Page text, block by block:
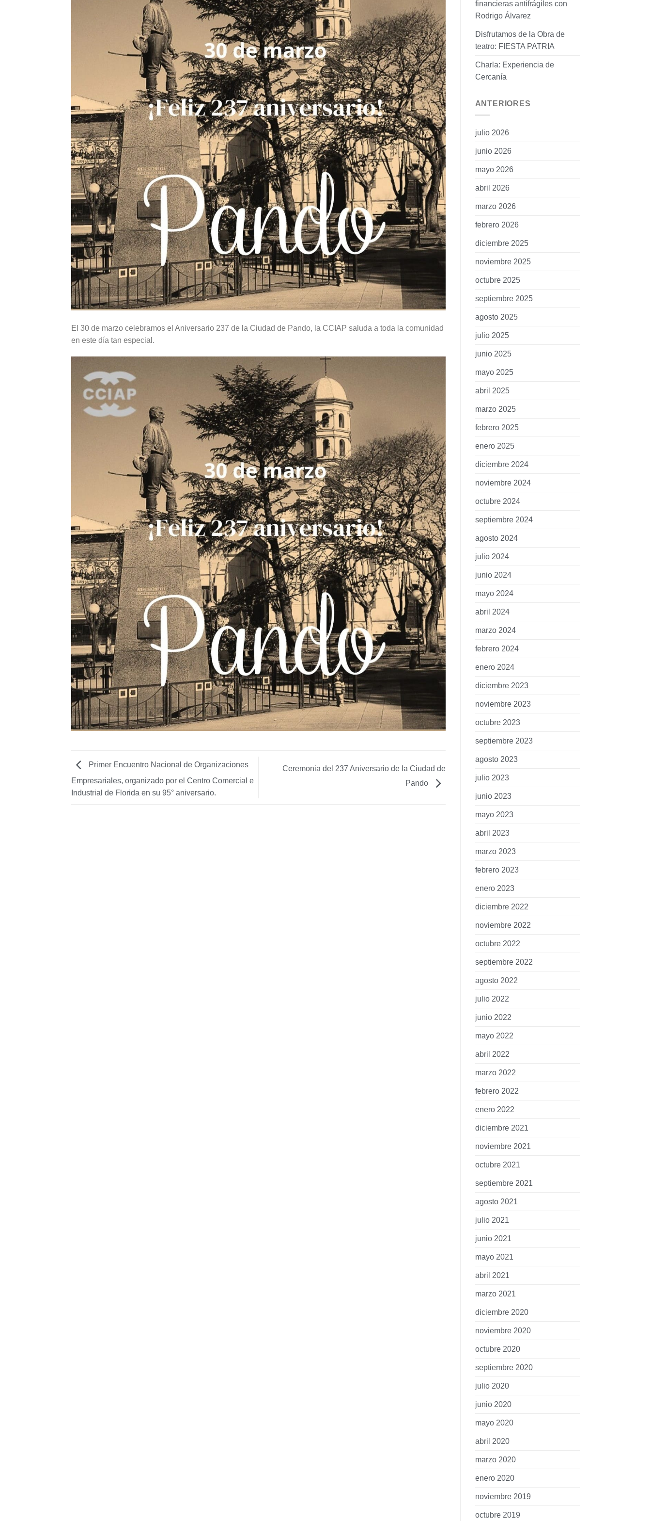
El 30 de marzo celebramos el Aniversario 237 de la Ciudad de Pando, la CCIAP saluda a toda la comunidad
en este día tan especial.
Primer Encuentro Nacional de Organizaciones
Empresariales, organizado por el Centro Comercial e
Industrial de Florida en su 95° aniversario.
Ceremonia del 237 Aniversario de la Ciudad de
Pando
financieras antifrágiles con
Rodrigo Álvarez
Disfrutamos de la Obra de
teatro: FIESTA PATRIA
Charla: Experiencia de
Cercanía
ANTERIORES
julio 2026
junio 2026
mayo 2026
abril 2026
marzo 2026
febrero 2026
diciembre 2025
noviembre 2025
octubre 2025
septiembre 2025
agosto 2025
julio 2025
junio 2025
mayo 2025
abril 2025
marzo 2025
febrero 2025
enero 2025
diciembre 2024
noviembre 2024
octubre 2024
septiembre 2024
agosto 2024
julio 2024
junio 2024
mayo 2024
abril 2024
marzo 2024
febrero 2024
enero 2024
diciembre 2023
noviembre 2023
octubre 2023
septiembre 2023
agosto 2023
julio 2023
junio 2023
mayo 2023
abril 2023
marzo 2023
febrero 2023
enero 2023
diciembre 2022
noviembre 2022
octubre 2022
septiembre 2022
agosto 2022
julio 2022
junio 2022
mayo 2022
abril 2022
marzo 2022
febrero 2022
enero 2022
diciembre 2021
noviembre 2021
octubre 2021
septiembre 2021
agosto 2021
julio 2021
junio 2021
mayo 2021
abril 2021
marzo 2021
diciembre 2020
noviembre 2020
octubre 2020
septiembre 2020
julio 2020
junio 2020
mayo 2020
abril 2020
marzo 2020
enero 2020
noviembre 2019
octubre 2019